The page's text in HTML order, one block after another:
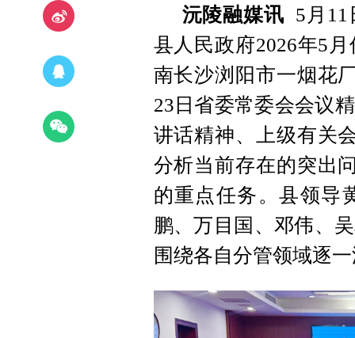
沅陵融媒讯 5月11
县人民政府2026年5
南长沙浏阳市一烟花
23日省委常委会会议
讲话精神、上级有关
分析当前存在的突出
的重点任务。县领导
鹏、万目国、邓伟、
围绕各自分管领域逐